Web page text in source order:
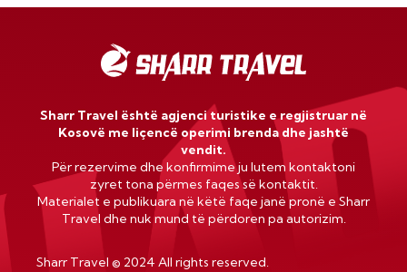
Sharr Travel është agjenci turistike e regjistruar në
Kosovë me liçencë operimi brenda dhe jashtë
vendit.
Për rezervime dhe konfirmime ju lutem kontaktoni
zyret tona përmes faqes së kontaktit.
Materialet e publikuara në këtë faqe janë pronë e Sharr
Travel dhe nuk mund të përdoren pa autorizim.
Sharr Travel © 2024 All rights reserved.